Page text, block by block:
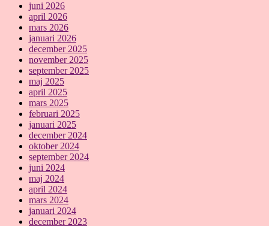
juni 2026
april 2026
mars 2026
januari 2026
december 2025
november 2025
september 2025
maj 2025
april 2025
mars 2025
februari 2025
januari 2025
december 2024
oktober 2024
september 2024
juni 2024
maj 2024
april 2024
mars 2024
januari 2024
december 2023